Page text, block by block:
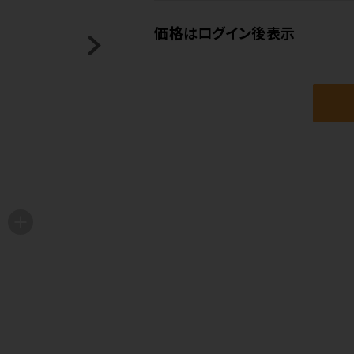
価格はログイン後表示